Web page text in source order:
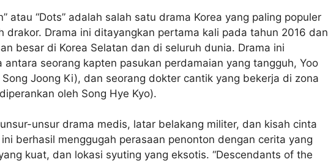
atau “Dots” adalah salah satu drama Korea yang paling populer
drakor. Drama ini ditayangkan pertama kali pada tahun 2016 dan
besar di Korea Selatan dan di seluruh dunia. Drama ini
antara seorang kapten pasukan perdamaian yang tangguh, Yoo
Joong Ki), dan seorang dokter cantik yang bekerja di zona
oleh Song Hye Kyo).
unsur drama medis, latar belakang militer, dan kisah cinta
berhasil menggugah perasaan penonton dengan cerita yang
kuat, dan lokasi syuting yang eksotis. “Descendants of the